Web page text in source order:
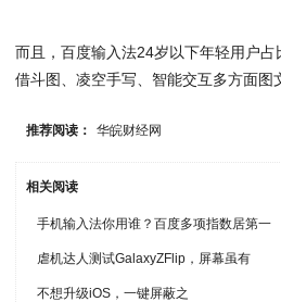
而且，百度输入法24岁以下年轻用户
借斗图、凌空手写、智能交互多方面
推荐阅读： 华皖财经网
相关阅读
手机输入法你用谁？百度多项指数居第一
虐机达人测试GalaxyZFlip，屏幕虽有
不想升级iOS，一键屏蔽之